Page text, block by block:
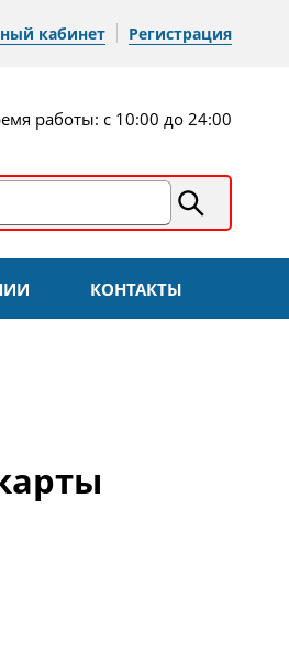
кабинет Регистрация
работы: с 10:00 до 24:00
КОНТАКТЫ